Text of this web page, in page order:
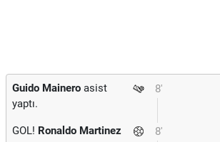
8'
Guido Mainero asist
yaptı.
8'
GOL! Ronaldo Martinez